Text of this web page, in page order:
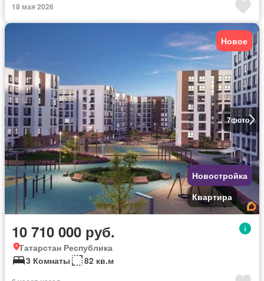
18 мая 2026
7фото
Новое
Новостройка
Квартира
10 710 000 руб.
Татарстан Республика
3 Комнаты
82 кв.м